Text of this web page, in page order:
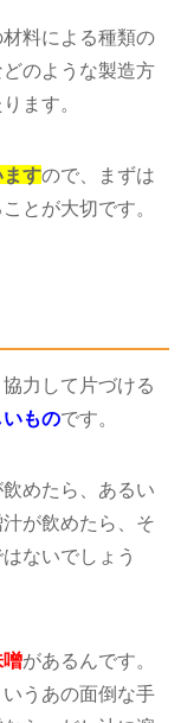
料による種類の
のような製造方
ます。
ますので、まずは
とが大切です。
力して片づける
ものです。
めたら、あるい
が飲めたら、そ
ないでしょう
噌があるんです。
うあの面倒な手